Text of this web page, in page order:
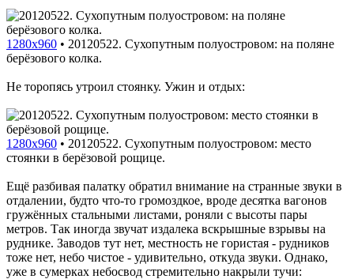
1280x960 • 20120522. Сухопутным полуостровом: на поляне
берёзового колка.
Не торопясь утроил стоянку. Ужин и отдых:
1280x960 • 20120522. Сухопутным полуостровом: место
стоянки в берёзовой рощице.
Ещё разбивая палатку обратил внимание на странные звуки в
отдалении, будто что-то громоздкое, вроде десятка вагонов
гружённых стальными листами, роняли с высоты пары
метров. Так иногда звучат издалека вскрышные взрывы на
руднике. Заводов тут нет, местность не гористая - рудников
тоже нет, небо чистое - удивительно, откуда звуки. Однако,
уже в сумерках небосвод стремительно накрыли тучи: